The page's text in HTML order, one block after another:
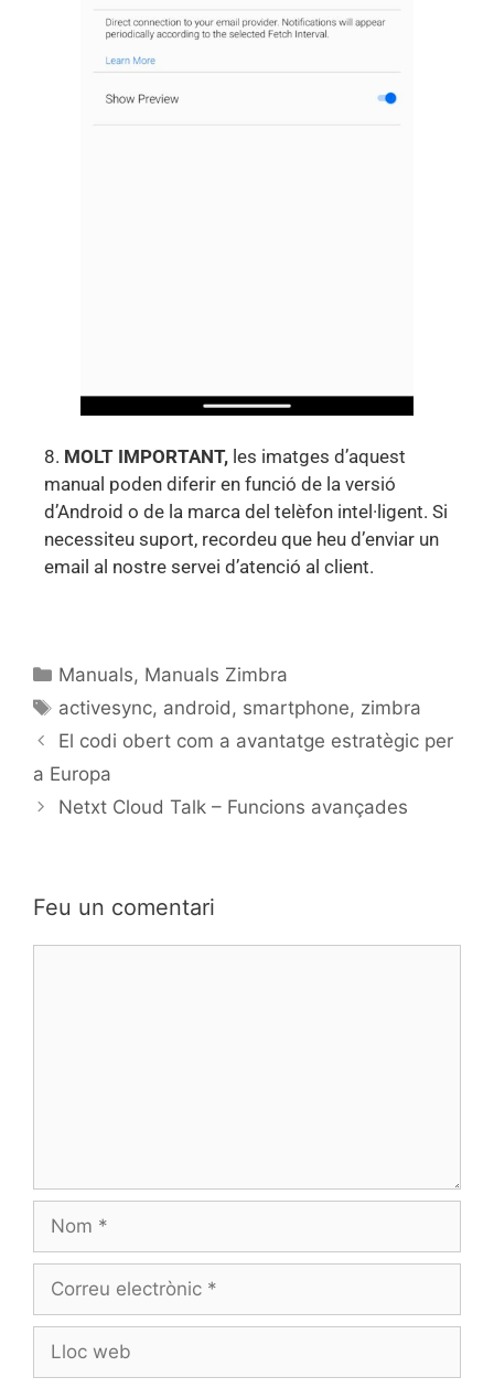
8. MOLT IMPORTANT, les imatges d’aquest
manual poden diferir en funció de la versió
d’Android o de la marca del telèfon intel·ligent. Si
necessiteu suport, recordeu que heu d’enviar un
email al nostre servei d’atenció al client.
Manuals, Manuals Zimbra
activesync, android , smartphone, zimbra
El codi obert com a avantatge estratègic per
a Europa
Netxt Cloud Talk – Funcions avançades
Feu un comentari